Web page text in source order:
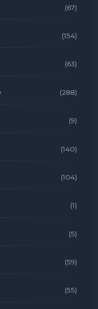
(67)
(154)
(63)
(288)
(9)
(140)
(104)
(1)
(5)
(59)
(55)